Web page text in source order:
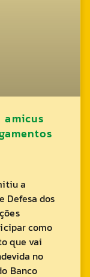
amicus
a
Defesa dos
como
que vai
no
Banco